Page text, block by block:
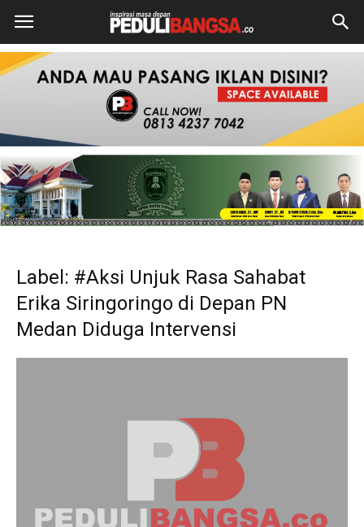
Label: #Aksi Unjuk Rasa Sahabat
Erika Siringoringo di Depan PN
Medan Diduga Intervensi